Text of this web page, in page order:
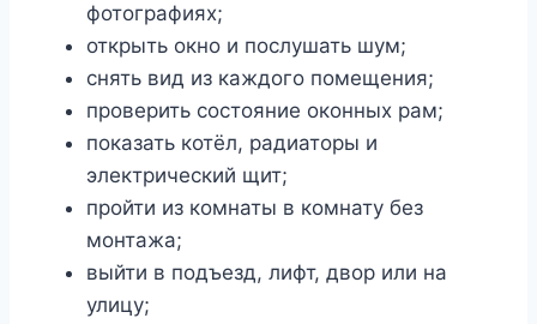
фотографиях;
открыть окно и послушать шум;
снять вид из каждого помещения;
проверить состояние оконных рам;
показать котёл, радиаторы и
электрический щит;
пройти из комнаты в комнату без
монтажа;
выйти в подъезд, лифт, двор или на
улицу;